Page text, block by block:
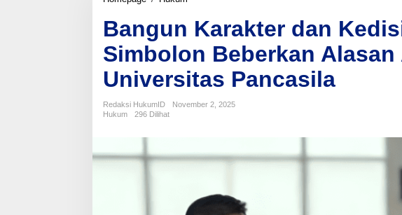
dan
Kedisiplinan,Yudianta
Simbolon
Beberkan
Alasan
Ambil
S3
Bangun Karakter dan
Simbolon Beberkan Alasan
Universitas Pancasila
Redaksi HukumID
November 2, 2025
Hukum
296 Dilihat